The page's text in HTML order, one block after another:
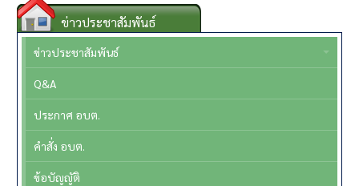
ข่าวประชาสัมพันธ์
ข่าวประชาสัมพันธ์
Q&A
ประกาศ อบต.
คำสั่ง อบต.
ข้อบัญญัติ